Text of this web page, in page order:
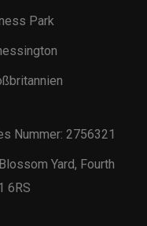
Park
Nummer: 2756321
Yard, Fourth
6RS